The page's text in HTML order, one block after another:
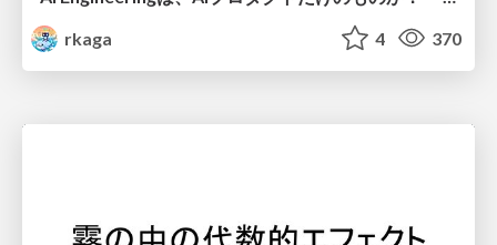
rkaga
4 370